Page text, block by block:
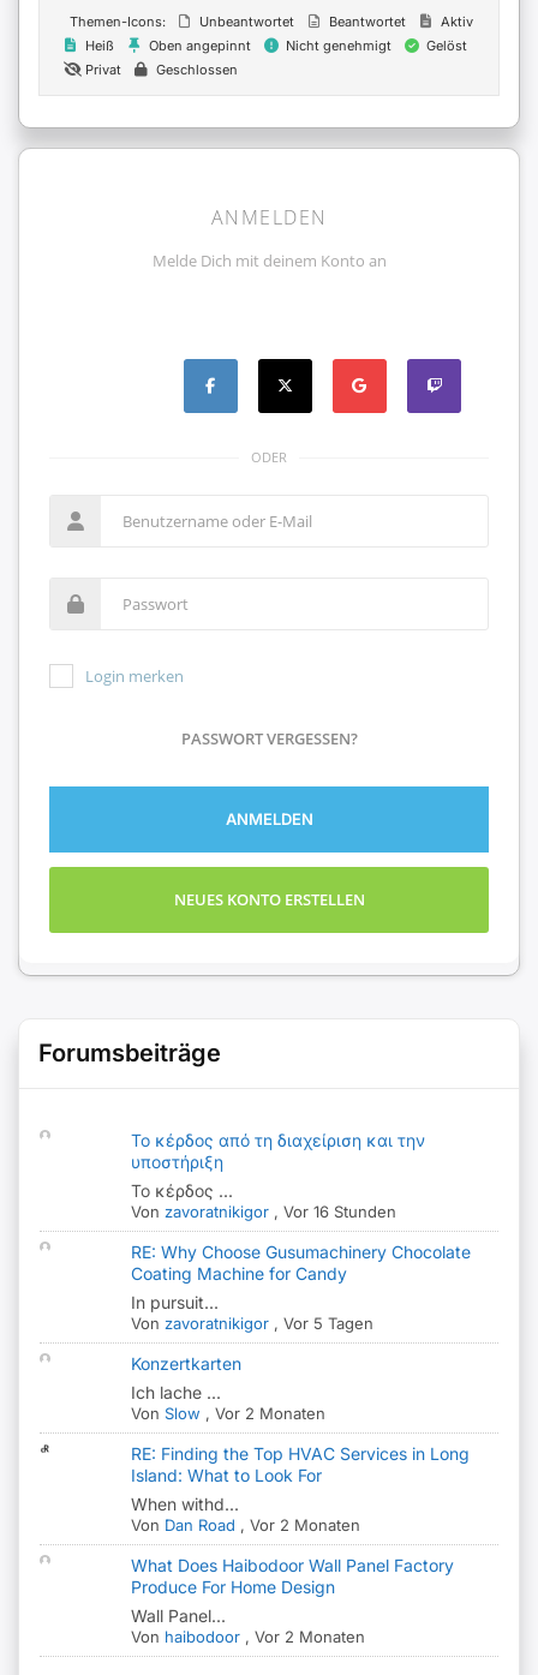
ANMELDEN
Melde Dich mit deinem Konto an
ODER
Login merken
PASSWORT VERGESSEN?
ANMELDEN
NEUES KONTO ERSTELLEN
Forumsbeiträge
Το κέρδος από τη διαχείριση και την
υποστήριξη
Το κέρδος ...
Von zavoratnikigor ,Vor 16 Stunden
RE: Why Choose Gusumachinery Chocolate
Coating Machine for Candy
In pursuit...
Von zavoratnikigor ,Vor 5 Tagen
Konzertkarten
Ich lache ...
Von Slow ,Vor 2 Monaten
RE: Finding the Top HVAC Services in Long
Island: What to Look For
When withd...
Von Dan Road ,Vor 2 Monaten
What Does Haibodoor Wall Panel Factory
Produce For Home Design
Wall Panel...
Von haibodoor ,Vor 2 Monaten
Themen-Icons: Unbeantwortet Beantwortet
Aktiv
Heiß
Oben angepinnt Nicht genehmigt
Gelöst
Privat
Geschlossen